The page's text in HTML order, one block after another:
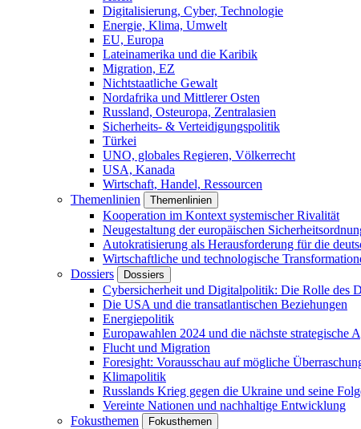
Digitalisierung, Cyber, Technologie
Energie, Klima, Umwelt
EU, Europa
Lateinamerika und die Karibik
Migration, EZ
Nichtstaatliche Gewalt
Nordafrika und Mittlerer Osten
Russland, Osteuropa, Zentralasien
Sicherheits- & Verteidigungspolitik
Türkei
UNO, globales Regieren, Völkerrecht
USA, Kanada
Wirtschaft, Handel, Ressourcen
Themenlinien
Themenlinien
Kooperation im Kontext systemischer Rivalität
Neugestaltung der europäischen
Autokratisierung als Herausforderung für die
Wirtschaftliche und technologische
Dossiers
Dossiers
Cybersicherheit und Digitalpolitik: Die Rolle des
Die USA und die transatlantischen Beziehungen
Energiepolitik
Europawahlen 2024 und die nächste strategische
Flucht und Migration
Foresight: Vorausschau auf mögliche
Klimapolitik
Russlands Krieg gegen die Ukraine und seine
Vereinte Nationen und nachhaltige Entwicklung
Fokusthemen
Fokusthemen